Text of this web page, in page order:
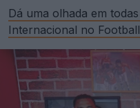
Dá uma olhada em
Internacional no